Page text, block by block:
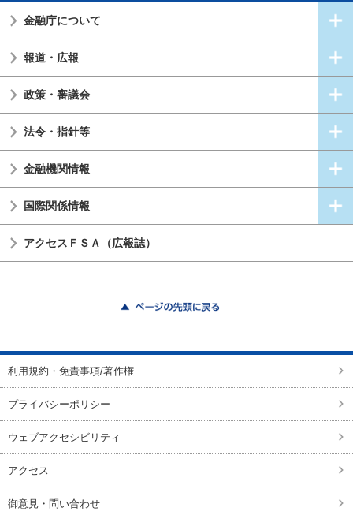
金融庁について
報道・広報
政策・審議会
法令・指針等
金融機関情報
国際関係情報
アクセスＦＳＡ（広報誌）
利用規約・免責事項/著作権
プライバシーポリシー
ウェブアクセシビリティ
アクセス
御意見・問い合わせ